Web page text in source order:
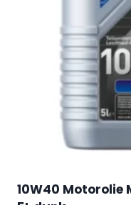
10W40 Motorolie